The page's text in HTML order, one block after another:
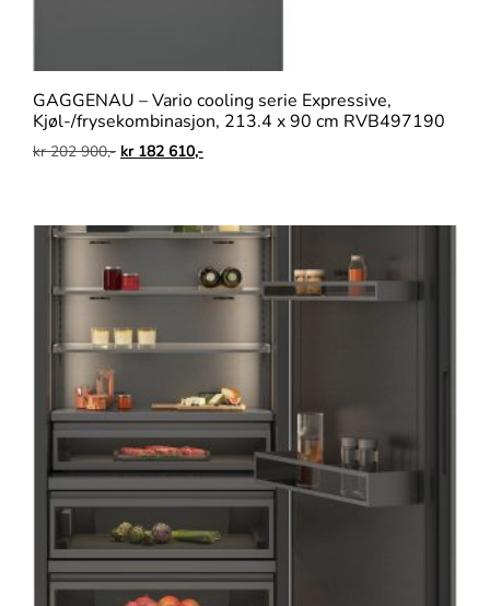
GAGGENAU – Vario cooling serie Expressive,
Kjøl-/frysekombinasjon, 213.4 x 90 cm RVB497190
kr202 900,- kr182 610,-